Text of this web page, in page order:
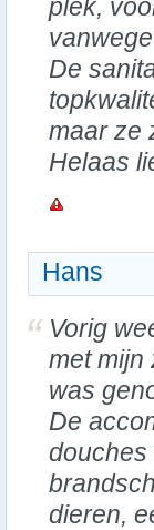
plek,
De
maar ze
Helaas
Hans
Vorig
met mijn
was
De
douches
dieren,